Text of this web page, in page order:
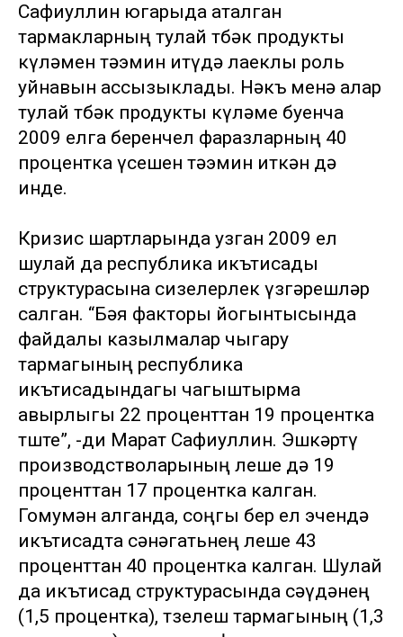
Сафиуллин югарыда аталган
тармакларның тулай төбәк продукты
күләмен тәэмин итүдә лаеклы роль
уйнавын ассызыклады. Нәкъ менә алар
тулай төбәк продукты күләме буенча
2009 елга беренчел фаразларның 40
процентка үсешен тәэмин иткән дә
инде.
Кризис шартларында узган 2009 ел
шулай да республика икътисады
структурасына сизелерлек үзгәрешләр
салган. “Бәя факторы йогынтысында
файдалы казылмалар чыгару
тармагының республика
икътисадындагы чагыштырма
авырлыгы 22 проценттан 19 процентка
төште”, -ди Марат Сафиуллин. Эшкәртү
производстволарының өлеше дә 19
проценттан 17 процентка калган.
Гомумән алганда, соңгы бер ел эчендә
икътисадта сәнәгатьнең өлеше 43
проценттан 40 процентка калган. Шулай
да икътисад структурасында сәүдәнең
(1,5 процентка), төзелеш тармагының (1,3